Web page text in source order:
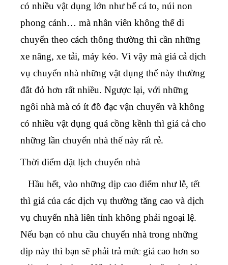
có nhiều vật dụng lớn như bể cá to, núi non
phong cảnh… mà nhân viên không thể di
chuyển theo cách thông thường thì cần những
xe nâng, xe tải, máy kéo. Vì vậy mà giá cả dịch
vụ chuyển nhà những vật dụng thế này thường
đắt đỏ hơn rất nhiều. Ngược lại, với những
ngôi nhà mà có ít đồ đạc vận chuyển và không
có nhiều vật dụng quá cồng kềnh thì giá cả cho
những lần chuyển nhà thế này rất rẻ.
Thời điểm đặt lịch chuyển nhà
Hầu hết, vào những dịp cao điểm như lễ, tết
thì giá của các dịch vụ thường tăng cao và dịch
vụ chuyển nhà liên tỉnh không phải ngoại lệ.
Nếu bạn có nhu cầu chuyển nhà trong những
dịp này thì bạn sẽ phải trả mức giá cao hơn so